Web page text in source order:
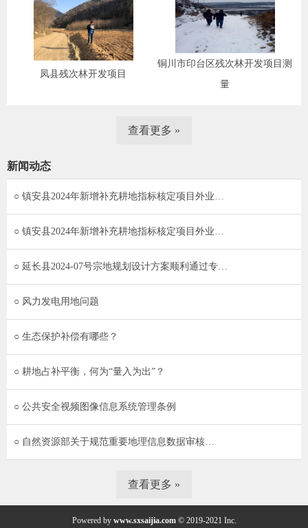
凤县残次林开发项目
铜川市印台区残次林开发项目测
量
查看更多 »
新闻动态
○ 镇安县2024年新增补充耕地指标核定项目外业…
○ 镇安县2024年新增补充耕地指标核定项目外业…
○ 延长县2024-07号宗地规划设计方案顺利通过专…
○ 风力发电用地问题
○ 生态保护补偿有哪些？
○ 耕地占补平衡，何为“量入为出”？
○ 公共安全视频图像信息系统管理条例
○ 自然资源部关于规范重要地理信息数据审核…
查看更多 »
Powered by www.sxsaijia.com© 2019-2021 Inc.